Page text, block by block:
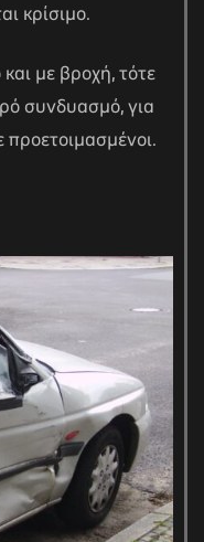
κρίσιμο.
με βροχή, τότε
συνδυασμό, για
προετοιμασμένοι.